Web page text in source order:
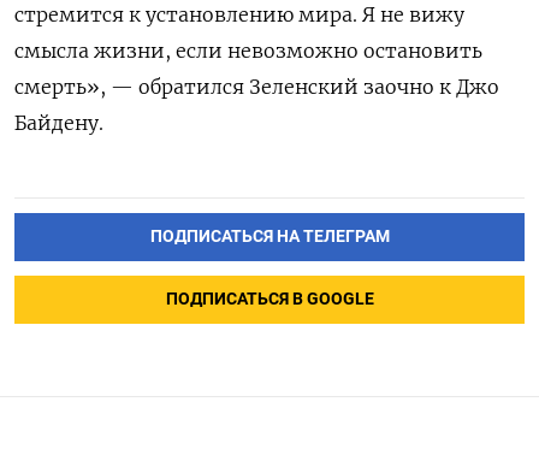
стремится к установлению мира. Я не вижу
смысла жизни, если невозможно остановить
смерть», — обратился Зеленский заочно к Джо
Байдену.
ПОДПИСАТЬСЯ НА ТЕЛЕГРАМ
ПОДПИСАТЬСЯ В GOOGLE